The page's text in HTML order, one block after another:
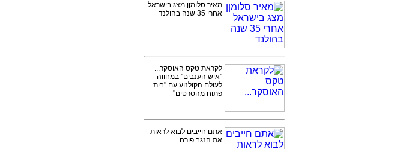
מאיר סלומןן מצג בישראל
אחרי 35 שנה בהולנד
לקראת טקס האוסקר...
"איש הענבים" במחווה
לעולם הקולנוע עם "בית
פתוח מהסרטים"
אתם חייבים לבוא לראות
את הנגב פורח